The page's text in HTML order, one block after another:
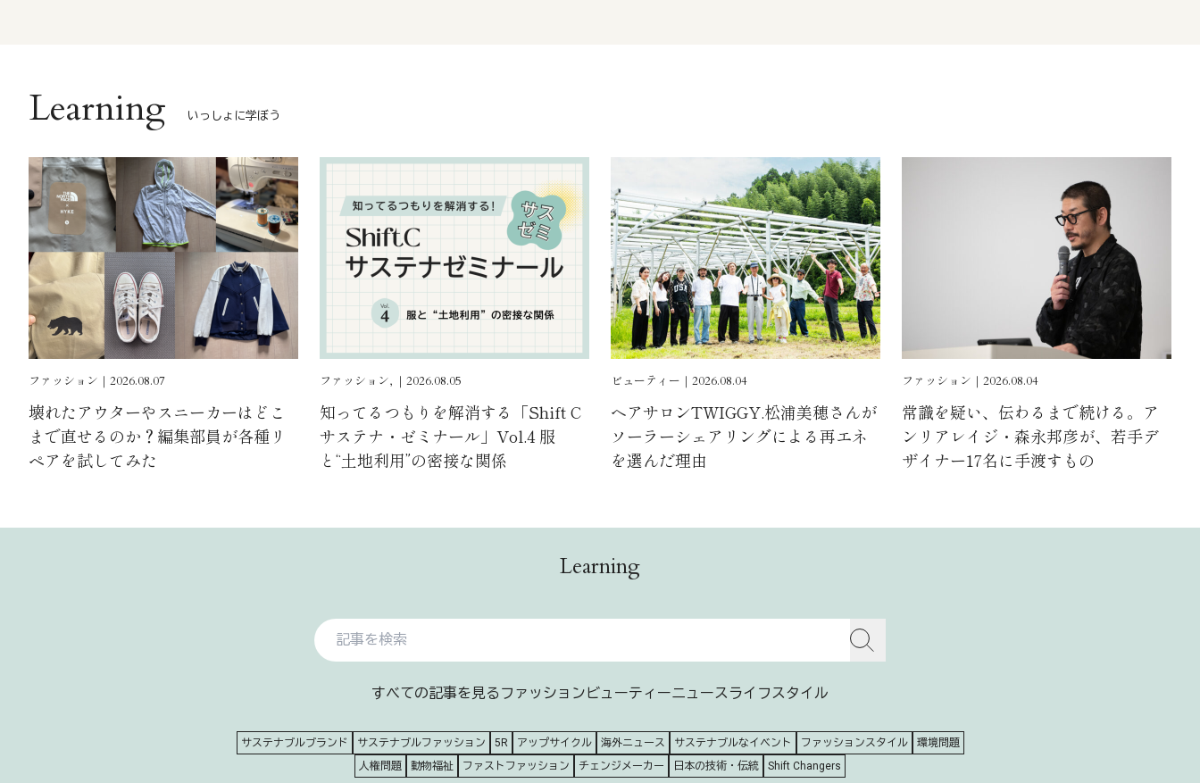
Learning いっしょに学ぼう
ファッション｜2026.08.07
壊れたアウターやスニーカーはどこ
まで直せるのか？編集部員が各種リ
ペアを試してみた
ファッション, ｜2026.08.05
知ってるつもりを解消する「Shift C
サステナ・ゼミナール」Vol.4 服
と“土地利用”の密接な関係
ビューティー｜2026.08.04
ヘアサロンTWIGGY.松浦美穂さんが
ソーラーシェアリングによる再エネ
を選んだ理由
ファッション｜2026.08.04
常識を疑い、伝わるまで続ける。ア
ンリアレイジ・森永邦彦が、若手デ
ザイナー17名に手渡すもの
Learning
すべての記事を見る ファッションビューティーニュース ライフスタイル
サステナブルブランド サステナブルファッション 5R アップサイクル 海外ニュース サステナブルなイベント ファッションスタイル
環境問題
人権問題
動物福祉 ファストファッション チェンジメーカー 日本の技術・伝統 Shift Changers